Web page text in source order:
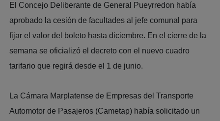
El Concejo Deliberante de General Pueyrredon había
aprobado la cesión de facultades al jefe comunal para
fijar el valor del boleto hasta diciembre. En el cierre de la
semana se oficializó el decreto con el nuevo cuadro
tarifario que regirá desde el 1 de junio.
La Cámara Marplatense de Empresas del Transporte
Automotor de Pasajeros (Cametap) había solicitado un